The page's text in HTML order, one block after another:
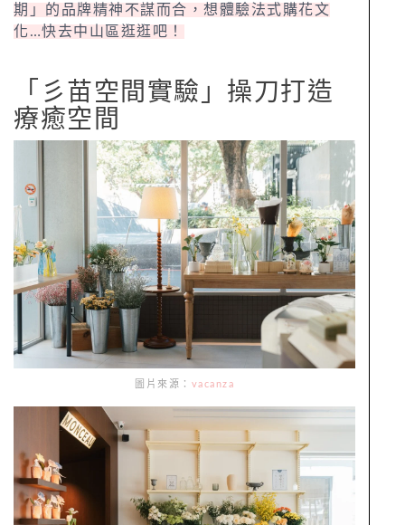
期」的品牌精神不謀而合，想體驗法式購花文
化…快去中山區逛逛吧！
「彡苗空間實驗」操刀打造
療癒空間
圖片來源： vacanza